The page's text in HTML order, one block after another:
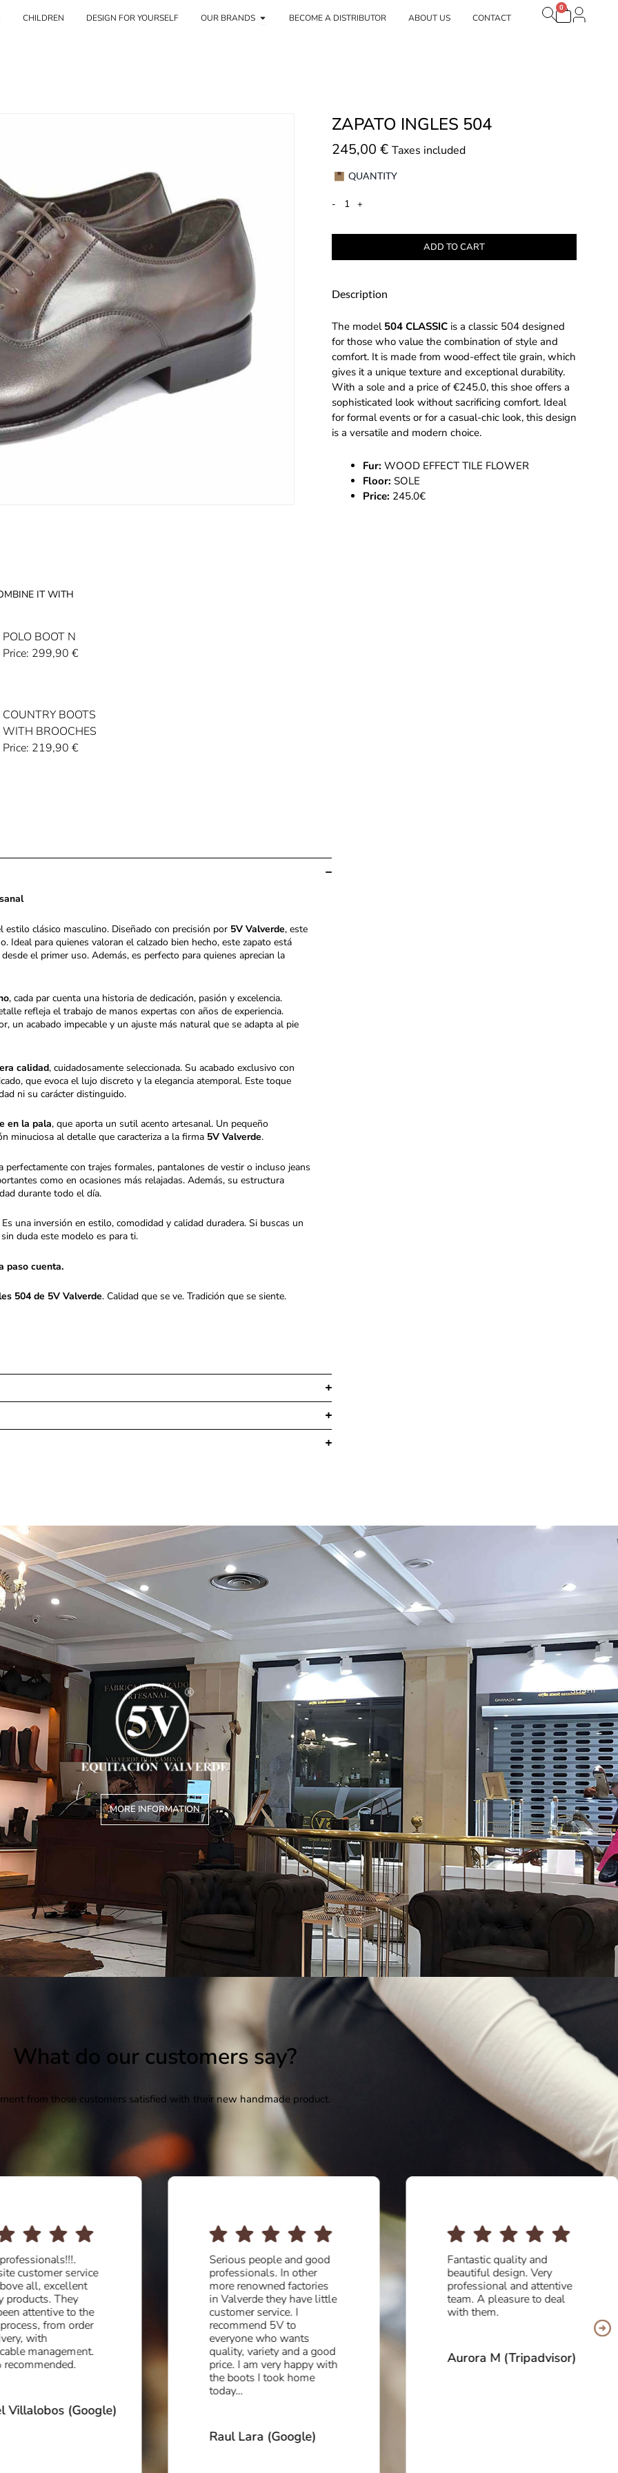
Sie Mujer
CHILDREN DESIGN FOR YOURSELF OUR BRANDS Öffnen Sie Nuestras marcas
BECOME A DISTRIBUTOR ABOUT US CONTACT
0
Carrito
ZAPATO INGLES 504
245,00 € Taxes included
QUANTITY
- +
ADD TO CART
Description
The model 504 CLASSICis a classic 504 designed
for those who value the combination of style and
comfort. It is made from wood-effect tile grain, which
gives it a unique texture and exceptional durability.
With a sole and a price of €245.0, this shoe offers a
sophisticated look without sacrificing comfort. Ideal
for formal events or for a casual-chic look, this design
is a versatile and modern choice.
Fur: WOOD EFFECT TILE FLOWER
Floor: SOLE
Price: 245.0€
IT WITH
POLO BOOT N
Price: 299,90€
COUNTRY BOOTS
WITH BROOCHES
Price: 219,90€
estilo clásico masculino. Diseñado con precisión por 5V Valverde, este
Ideal para quienes valoran el calzado bien hecho, este zapato está
el primer uso. Además, es perfecto para quienes aprecian la
, cada par cuenta una historia de dedicación, pasión y excelencia.
refleja el trabajo de manos expertas con años de experiencia.
un acabado impecable y un ajuste más natural que se adapta al pie
calidad, cuidadosamente seleccionada. Su acabado exclusivo con
que evoca el lujo discreto y la elegancia atemporal. Este toque
ni su carácter distinguido.
en la pala, que aporta un sutil acento artesanal. Un pequeño
minuciosa al detalle que caracteriza a la firma 5V Valverde.
perfectamente con trajes formales, pantalones de vestir o incluso jeans
como en ocasiones más relajadas. Además, su estructura
durante todo el día.
una inversión en estilo, comodidad y calidad duradera. Si buscas un
duda este modelo es para ti.
paso cuenta.
504 de 5V Valverde. Calidad que se ve. Tradición que se siente.
MORE INFORMATION
What do our customers say?
from those customers satisfied with their new handmade product.
customer service
all, excellent
products. They
attentive to the
from order
with
management.
Villalobos (Google)
Serious people and good
professionals. In other
more renowned factories
in Valverde they have little
customer service. I
recommend 5V to
everyone who wants
quality, variety and a good
price. I am very happy with
the boots I took home
today…
Raul Lara (Google)
Fantastic quality and
beautiful design. Very
professional and attentive
team. A pleasure to deal
with them.
Aurora M (Tripadvisor)